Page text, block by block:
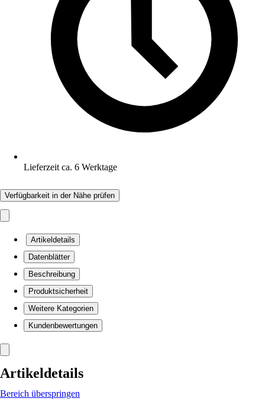
Lieferzeit ca. 6 Werktage
Verfügbarkeit in der Nähe prüfen
Artikeldetails
Datenblätter
Beschreibung
Produktsicherheit
Weitere Kategorien
Kundenbewertungen
Artikeldetails
Bereich überspringen